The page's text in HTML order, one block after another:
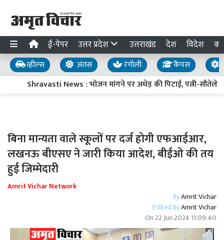
ई-पेपर उत्तर प्रदेश उत्तराखंड देश विदेश
व्हील्स अंतस रंगोली कैंपस
Shravasti News : भोजन मांगने पर अधेड़ की पिटाई, पत्नी-सौतेले
बिना मान्यता वाले स्कूलों पर दर्ज होगी एफआईआर,
लखनऊ बीएसए ने जारी किया आदेश, बीईओ की तय
हुई जिम्मेदारी
Amrit Vichar Network
ByAmrit Vichar
Edited ByAmrit Vichar
On 22 Jun 2024 11:09:40